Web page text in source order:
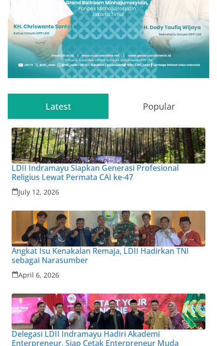
Latest Popular
LDII Indramayu Siapkan Generasi Profesional
Religius Lewat Permata CAI ke-47
July 12, 2026
Angkat Isu Kenakalan Remaja, LDII Hadirkan TNI
sebagai Narasumber
April 6, 2026
Delegasi LDII Indramayu Hadiri Akademi
Enterpreneur, Siap Cetak Enterpreneur Muda